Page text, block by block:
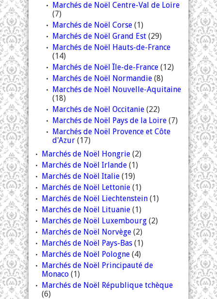
Marchés de Noël Centre-Val de Loire
(7)
Marchés de Noël Corse (1)
Marchés de Noël Grand Est (29)
Marchés de Noël Hauts-de-France
(14)
Marchés de Noël Île-de-France (12)
Marchés de Noël Normandie (8)
Marchés de Noël Nouvelle-Aquitaine
(18)
Marchés de Noël Occitanie (22)
Marchés de Noël Pays de la Loire (7)
Marchés de Noël Provence et Côte
d'Azur (17)
Marchés de Noël Hongrie (2)
Marchés de Noël Irlande (1)
Marchés de Noël Italie (19)
Marchés de Noël Lettonie (1)
Marchés de Noël Liechtenstein (1)
Marchés de Noël Lituanie (1)
Marchés de Noël Luxembourg (2)
Marchés de Noël Norvège (2)
Marchés de Noël Pays-Bas (1)
Marchés de Noël Pologne (4)
Marchés de Noël Principauté de
Monaco (1)
Marchés de Noël République tchèque
(6)